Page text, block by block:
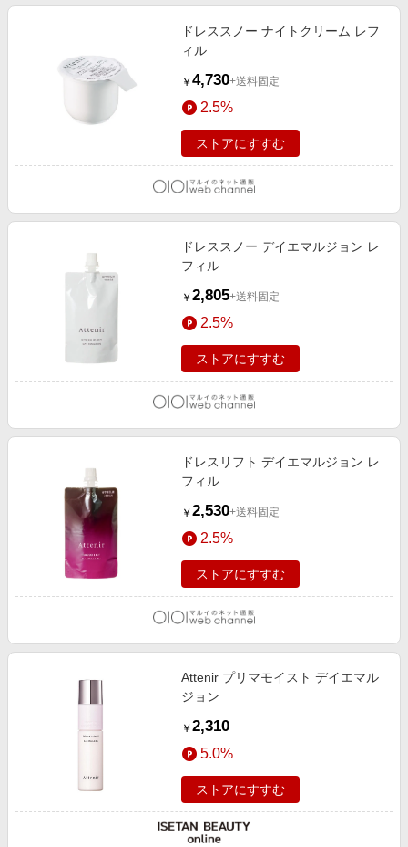
ドレススノー ナイトクリーム レフ
ィル
￥ 4,730+送料固定
2.5%
ストアにすすむ
ドレススノー デイエマルジョン レ
フィル
￥ 2,805+送料固定
2.5%
ストアにすすむ
ドレスリフト デイエマルジョン レ
フィル
￥ 2,530+送料固定
2.5%
ストアにすすむ
Attenir プリマモイスト デイエマル
ジョン
￥ 2,310
5.0%
ストアにすすむ